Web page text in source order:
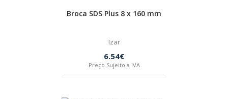
Broca SDS Plus 8 x 160 mm
Izar
6.54€
Preço Sujeito a IVA